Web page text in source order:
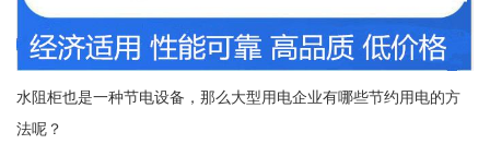
水阻柜也是一种节电设备，那么大型用电企业有哪些节约用电的方
法呢？